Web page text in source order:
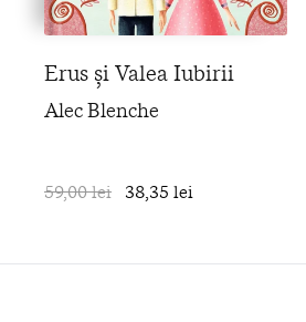
Erus și Valea Iubirii
Alec Blenche
59,00 lei 38,35 lei